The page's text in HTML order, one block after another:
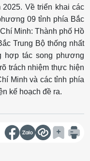
Về triển khai các
09 tỉnh phía Bắc
Minh: Thành phố Hồ
Trung Bộ thống nhất
hợp tác song phương
trách nhiệm thực hiện
Minh và các tỉnh phía
kế hoạch đề ra.